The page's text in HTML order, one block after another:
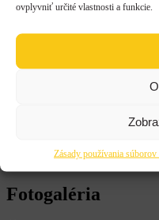
ovplyvniť určité vlastnosti a funkcie.
Zásady používania súborov
Fotogaléria